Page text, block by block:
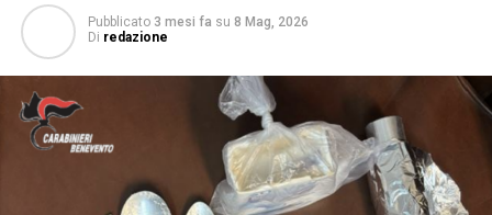
Pubblicato 3 mesi fa su 8 Mag, 2026
Di redazione